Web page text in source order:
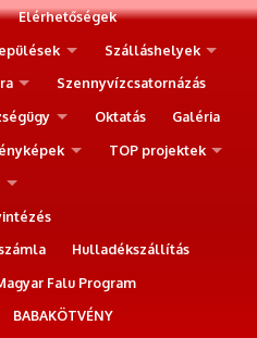
Elérhetőségek
Szálláshelyek
Szennyvízcsatornázás
Oktatás
Galéria
TOP projektek
Hulladékszállítás
Falu Program
BABAKÖTVÉNY